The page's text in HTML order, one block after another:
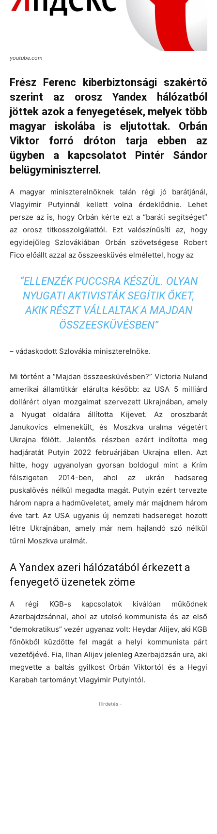
youtube.com
Frész Ferenc kiberbiztonsági szakértő
szerint az orosz Yandex hálózatból
jöttek azok a fenyegetések, melyek több
magyar iskolába is eljutottak. Orbán
Viktor forró dróton tarja ebben az
ügyben a kapcsolatot Pintér Sándor
belügyminiszterrel.
A magyar miniszterelnöknek talán régi jó barátjánál,
Vlagyimir Putyinnál kellett volna érdeklődnie. Lehet
persze az is, hogy Orbán kérte ezt a “baráti segítséget”
az orosz titkosszolgálattól. Ezt valószínűsíti az, hogy
egyidejűleg Szlovákiában Orbán szövetségese Robert
Fico előállt azzal az összeesküvés elmélettel, hogy az
“ELLENZÉK PUCCSRA KÉSZÜL. OLYAN
NYUGATI AKTIVISTÁK SEGÍTIK ŐKET,
AKIK RÉSZT VÁLLALTAK A MAJDAN
ÖSSZEESKÜVÉSBEN”
– vádaskodott Szlovákia miniszterelnöke.
Mi történt a “Majdan összeesküvésben?” Victoria Nuland
amerikai államtitkár elárulta később: az USA 5 milliárd
dollárért olyan mozgalmat szervezett Ukrajnában, amely
a Nyugat oldalára állította Kijevet. Az oroszbarát
Janukovics elmenekült, és Moszkva uralma végetért
Ukrajna fölött. Jelentős részben ezért indította meg
hadjáratát Putyin 2022 februárjában Ukrajna ellen. Azt
hitte, hogy ugyanolyan gyorsan boldogul mint a Krím
félszigeten 2014-ben, ahol az ukrán hadsereg
puskalövés nélkül megadta magát. Putyin ezért tervezte
három napra a hadműveletet, amely már majdnem három
éve tart. Az USA ugyanis új nemzeti hadsereget hozott
létre Ukrajnában, amely már nem hajlandó szó nélkül
tűrni Moszkva uralmát.
A Yandex azeri hálózatából érkezett a
fenyegető üzenetek zöme
A régi KGB-s kapcsolatok kiválóan működnek
Azerbajdzsánnal, ahol az utolsó kommunista és az első
“demokratikus” vezér ugyanaz volt: Heydar Alijev, aki KGB
főnökből küzdötte fel magát a helyi kommunista párt
vezetőjévé. Fia, Ilhan Alijev jelenleg Azerbajdzsán ura, aki
megvette a baltás gyilkost Orbán Viktortól és a Hegyi
Karabah tartományt Vlagyimir Putyintól.
- Hirdetés -